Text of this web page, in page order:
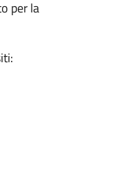
per la